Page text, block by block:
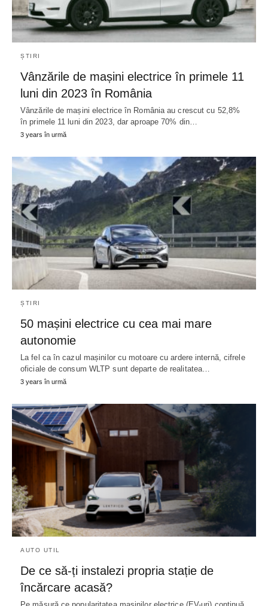
ȘTIRI
Vânzările de mașini electrice în primele 11
luni din 2023 în România
Vânzările de mașini electrice în România au crescut cu 52,8%
în primele 11 luni din 2023, dar aproape 70% din…
3 years în urmă
ȘTIRI
50 mașini electrice cu cea mai mare
autonomie
La fel ca în cazul mașinilor cu motoare cu ardere internă, cifrele
oficiale de consum WLTP sunt departe de realitatea…
3 years în urmă
AUTO UTIL
De ce să-ți instalezi propria stație de
încărcare acasă?